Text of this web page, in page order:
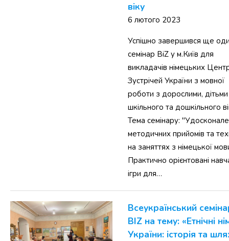
віку
6 лютого 2023
Успішно завершився ще
семінар BiZ у м.Київ для
викладачів німецьких
Зустрічей України з мовної
роботи з дорослими, дітьми
шкільного та дошкільного
Тема семінару:
методичних прийомів та
на заняттях з німецької
Практично орієнтовані
ігри для…
Всеукраїнський
BIZ на тему: «Етнічні
України: історія та